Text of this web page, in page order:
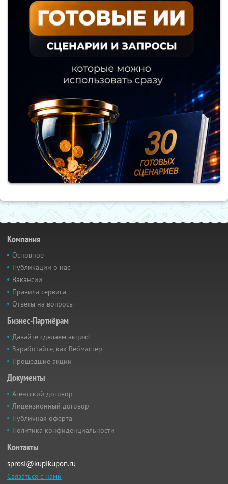
Компания
Основное
Публикации о нас
Вакансии
Правила сервиса
Ответы на вопросы
Бизнес-Партнёрам
Давайте сделаем акцию!
Заработайте, как Вебмастер
Прошедшие акции
Документы
Агентский договор
Лицензионный договор
Публичная оферта
Политика конфиденциальности
Контакты
sprosi@kupikupon.ru
Связаться с нами